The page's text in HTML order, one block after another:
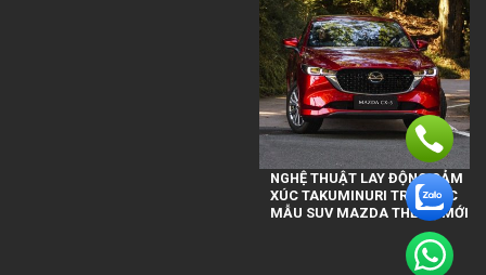
NGHỆ THUẬT LAY ĐỘNG CẢM
XÚC TAKUMINURI TRÊN CÁC
MẪU SUV MAZDA THẾ HỆ MỚI